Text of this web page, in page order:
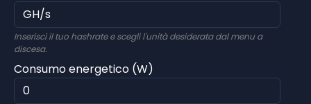
Inserisci il tuo hashrate e scegli l'unità desiderata dal menu a
discesa.
Consumo energetico (W)